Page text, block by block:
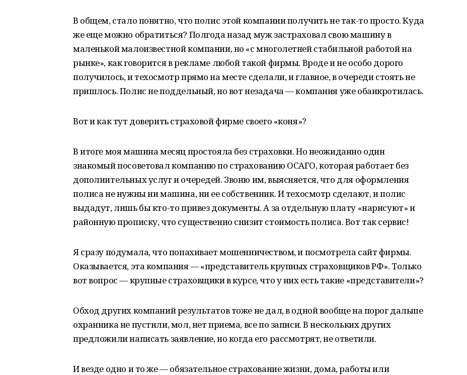
В общем, стало понятно, что полис этой компании получить не так-то просто. Куда
же еще можно обратиться? Полгода назад муж застраховал свою машину в
маленькой малоизвестной компании, но «с многолетней стабильной работой на
рынке», как говорится в рекламе любой такой фирмы. Вроде и не особо дорого
получилось, и техосмотр прямо на месте сделали, и главное, в очереди стоять не
пришлось. Полис не поддельный, но вот незадача — компания уже обанкротилась.
Вот и как тут доверить страховой фирме своего «коня»?
В итоге моя машина месяц простояла без страховки. Но неожиданно один
знакомый посоветовал компанию по страхованию ОСАГО, которая работает без
дополнительных услуг и очередей. Звоню им, выясняется, что для оформления
полиса не нужны ни машина, ни ее собственник. И техосмотр сделают, и полис
выдадут, лишь бы кто-то привез документы. А за отдельную плату «нарисуют» и
районную прописку, что существенно снизит стоимость полиса. Вот так сервис!
Я сразу подумала, что попахивает мошенничеством, и посмотрела сайт фирмы.
Оказывается, эта компания — «представитель крупных страховщиков РФ». Только
вот вопрос — крупные страховщики в курсе, что у них есть такие «представители»?
Обход других компаний результатов тоже не дал, в одной вообще на порог дальше
охранника не пустили, мол, нет приема, все по записи. В нескольких других
предложили написать заявление, но когда его рассмотрят, не ответили.
И везде одно и то же — обязательное страхование жизни, дома, работы или